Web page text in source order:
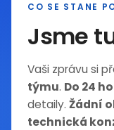
CO SE STANE
Jsme
Vaši zprávu si
týmu. Do 24
detaily.Žádní
technická